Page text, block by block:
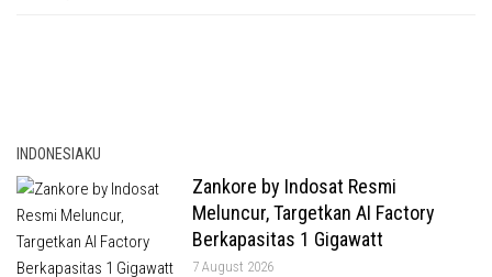
INDONESIAKU
Zankore by Indosat Resmi
Meluncur, Targetkan AI Factory
Berkapasitas 1 Gigawatt
7 August 2026